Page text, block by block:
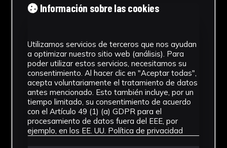
Cronología
Estilo
Abstracción Geométrica
Técnica
Tallada y policromada
Ver más
Información sobre las cookies
Utilizamos servicios de terceros que nos ayudan
a optimizar nuestro sitio web (análisis). Para
poder utilizar estos servicios, necesitamos su
consentimiento. Al hacer clic en "Aceptar todas",
acepta voluntariamente el tratamiento de datos
antes mencionado. Esto también incluye, por un
tiempo limitado, su consentimiento de acuerdo
con el Artículo 49 (1) (a) GDPR para el
procesamiento de datos fuera del EEE, por
ejemplo, en los EE. UU. Política de privacidad